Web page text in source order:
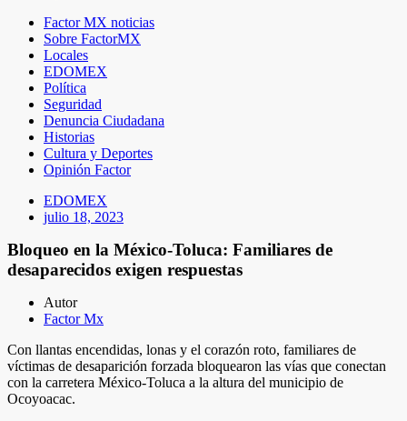
Factor MX noticias
Sobre FactorMX
Locales
EDOMEX
Política
Seguridad
Denuncia Ciudadana
Historias
Cultura y Deportes
Opinión Factor
EDOMEX
julio 18, 2023
Bloqueo en la México-Toluca: Familiares de
desaparecidos exigen respuestas
Autor
Factor Mx
Con llantas encendidas, lonas y el corazón roto, familiares de
víctimas de desaparición forzada bloquearon las vías que conectan
con la carretera México-Toluca a la altura del municipio de
Ocoyoacac.